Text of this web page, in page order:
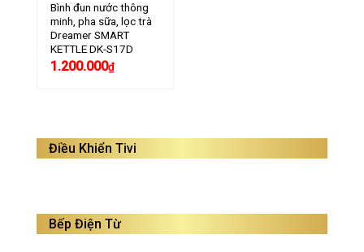
Bình đun nước thông
minh, pha sữa, lọc trà
Dreamer SMART
KETTLE DK-S17D
1.200.000₫
Điều Khiển Tivi
Bếp Điện Từ